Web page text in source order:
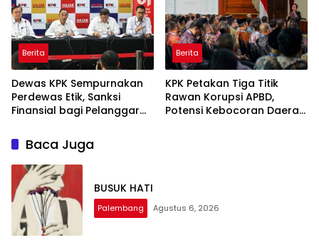
Berita
Dewas KPK Sempurnakan
Perdewas Etik, Sanksi
Finansial bagi Pelanggar
Berita
KPK Petakan Tiga Titik
Rawan Korupsi APBD,
Potensi Kebocoran Daerah
Baca Juga
BUSUK HATI
Palembang Agustus 6, 2026